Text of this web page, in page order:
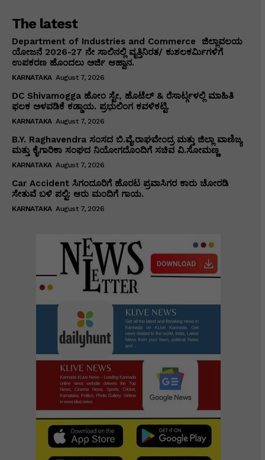
The latest
Department of Industries and Commerce ಜಿಲ್ಲಾವಲಯ
ಯೋಜನೆ 2026-27 ನೇ ಸಾಲಿನಲ್ಲಿ ವೃತ್ತಿನಿರತ/ ಕುಶಲಕರ್ಮಿಗಳಿಗೆ
ಉಪಕರಣ ಹೊಂದಲು ಅರ್ಜಿ ಆಹ್ವಾನ.
KARNATAKA August 7, 2026
DC Shivamogga ಹೋಂ ಸ್ಟೇ, ಹೊಟೆಲ್ & ರೆಸಾರ್ಟ್ಗಳಲ್ಲಿ ಮಾಹಿತಿ
ಫಲಕ ಅಳವಡಿಕೆ ಕಡ್ಡಾಯ. ಪ್ರಭುಲಿಂಗ ಕವಳಿಕಟ್ಟಿ.
KARNATAKA August 7, 2026
B.Y. Raghavendra ಸಂಸದ ಬಿ.ವೈ.ರಾಘವೇಂದ್ರ ಮತ್ತು ಜಿಲ್ಲಾ ವಾಣಿಜ್ಯ
ಮತ್ತು ಕೈಗಾರಿಕಾ ಸಂಘದ ನಿಯೋಗದೊಂದಿಗೆ ಸಚಿವ ವಿ‌.ಸೋಮಣ್ಣ
KARNATAKA August 7, 2026
Car Accident ಸಿಗಂದೂರಿಗೆ ಹೊರಟ ಪ್ರವಾಸಿಗರ ಕಾರು ಚೋರಡಿ
ಸೇತುವೆ ಬಳಿ ಪಲ್ಟಿ: ಆರು ಮಂದಿಗೆ ಗಾಯ.
KARNATAKA August 7, 2026